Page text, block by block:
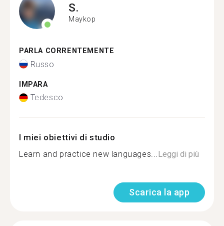
S.
Maykop
PARLA CORRENTEMENTE
Russo
IMPARA
Tedesco
I miei obiettivi di studio
Learn and practice new languages...Leggi di più
Scarica la app